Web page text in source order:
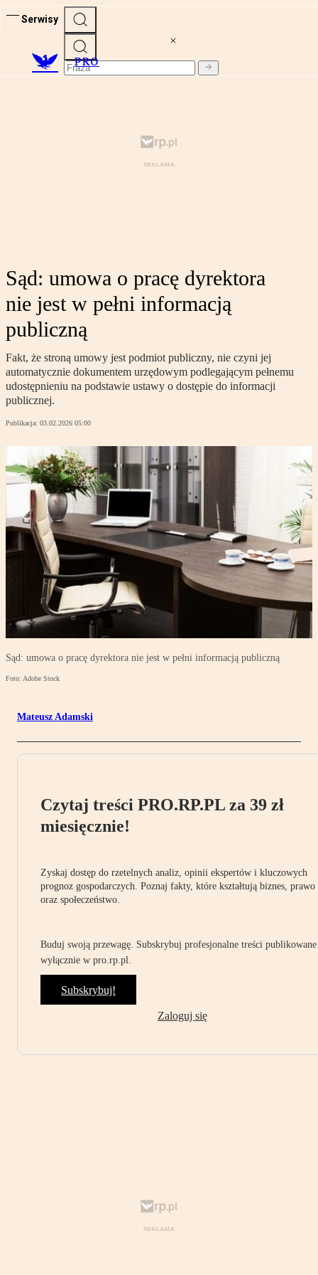
Serwisy
PRO
Sąd: umowa o pracę dyrektora
nie jest w pełni informacją
publiczną
Fakt, że stroną umowy jest podmiot publiczny, nie czyni jej
automatycznie dokumentem urzędowym podlegającym pełnemu
udostępnieniu na podstawie ustawy o dostępie do informacji
publicznej.
Publikacja: 03.02.2026 05:00
Sąd: umowa o pracę dyrektora nie jest w pełni informacją publiczną
Foto: Adobe Stock
Mateusz Adamski
Czytaj treści PRO.RP.PL za 39 zł
miesięcznie!
Zyskaj dostęp do rzetelnych analiz, opinii ekspertów i kluczowych
prognoz gospodarczych. Poznaj fakty, które kształtują biznes, prawo
oraz społeczeństwo.
Buduj swoją przewagę. Subskrybuj profesjonalne treści publikowane
wyłącznie w pro.rp.pl.
Subskrybuj!
Zaloguj się